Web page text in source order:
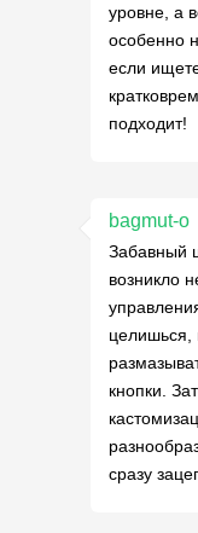
уровне, а
особенно
если
подходит!
bagmut-o
Забавный
возникло
целишься,
кнопки.
сразу